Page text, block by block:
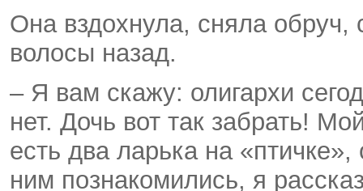
Она вздохнула, сняла обруч,
волосы назад.
– Я вам скажу: олигархи
нет. Дочь вот так забрать!
есть два ларька на
ним познакомились, я